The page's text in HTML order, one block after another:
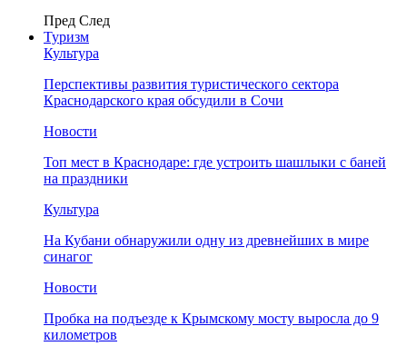
Пред След
Туризм
Культура
Перспективы развития туристического сектора
Краснодарского края обсудили в Сочи
Новости
Топ мест в Краснодаре: где устроить шашлыки с баней
на праздники
Культура
На Кубани обнаружили одну из древнейших в мире
синагог
Новости
Пробка на подъезде к Крымскому мосту выросла до 9
километров